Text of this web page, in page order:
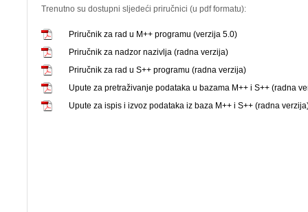
Trenutno su dostupni sljedeći priručnici (u pdf formatu):
Priručnik za rad u M++ programu (verzija 5.0)
Priručnik za nadzor nazivlja (radna verzija)
Priručnik za rad u S++ programu (radna verzija)
Upute za pretraživanje podataka u bazama M++ i S++ (radna
Upute za ispis i izvoz podataka iz baza M++ i S++ (radna